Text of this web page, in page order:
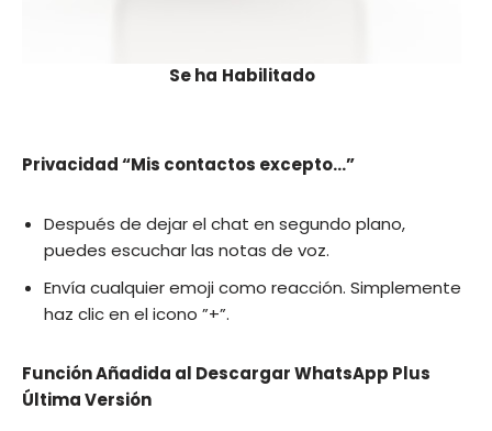
Se ha Habilitado
Privacidad “Mis contactos excepto…”
Después de dejar el chat en segundo plano,
puedes escuchar las notas de voz.
Envía cualquier emoji como reacción. Simplemente
haz clic en el icono ”+”.
Función Añadida al Descargar WhatsApp Plus
Última Versión